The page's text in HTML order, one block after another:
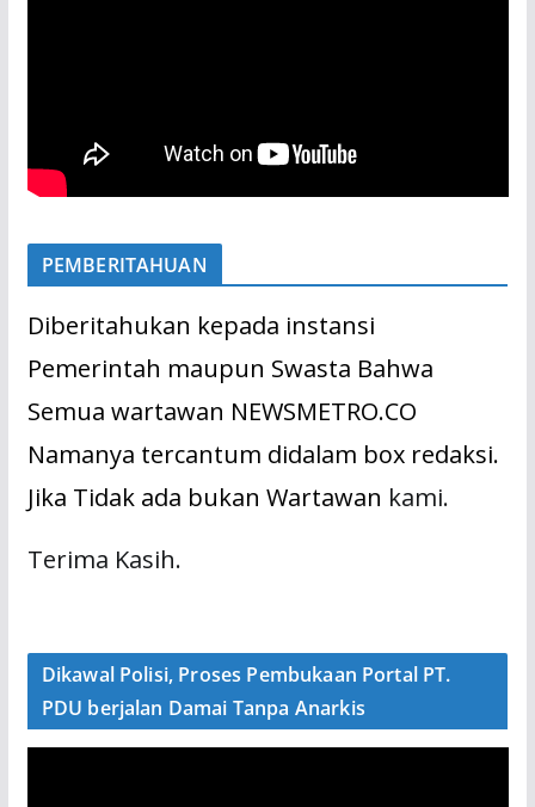
PEMBERITAHUAN
Diberitahukan kepada instansi
Pemerintah maupun Swasta Bahwa
Semua wartawan NEWSMETRO.CO
Namanya tercantum didalam box redaksi.
Jika Tidak ada bukan Wartawan kami.
Terima Kasih.
Dikawal Polisi, Proses Pembukaan Portal PT.
PDU berjalan Damai Tanpa Anarkis